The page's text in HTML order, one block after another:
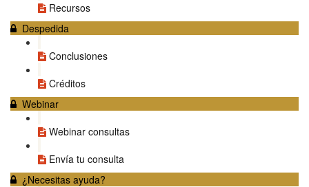
Recursos
Despedida
Conclusiones
Créditos
Webinar
Webinar consultas
Envía tu consulta
¿Necesitas ayuda?